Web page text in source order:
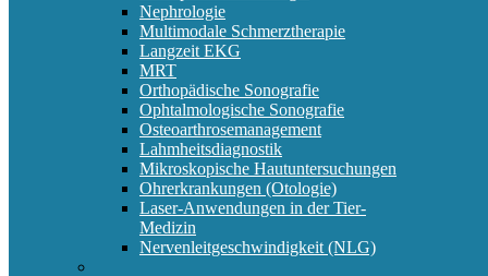
Nephrologie
Multimodale Schmerztherapie
Langzeit EKG
MRT
Orthopädische Sonografie
Ophtalmologische Sonografie
Osteoarthrosemanagement
Lahmheitsdiagnostik
Mikroskopische Hautuntersuchungen
Ohrerkrankungen (Otologie)
Laser-Anwendungen in der Tier-
Medizin
Nervenleitgeschwindigkeit (NLG)